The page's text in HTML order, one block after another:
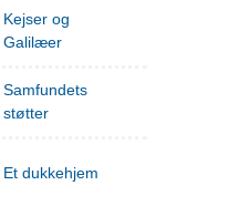
Kejser og
Galilæer
Samfundets
støtter
Et dukkehjem